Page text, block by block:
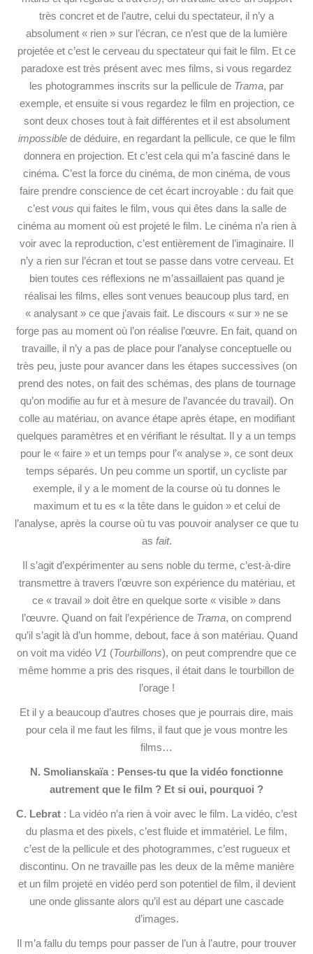
très concret et de l’autre, celui du spectateur, il n’y a
absolument « rien » sur l’écran, ce n’est que de la lumière
projetée et c’est le cerveau du spectateur qui fait le film. Et ce
paradoxe est très présent avec mes films, si vous regardez
les photogrammes inscrits sur la pellicule de Trama, par
exemple, et ensuite si vous regardez le film en projection, ce
sont deux choses tout à fait différentes et il est absolument
impossiblede déduire, en regardant la pellicule, ce que le film
donnera en projection. Et c’est cela qui m’a fasciné dans le
cinéma. C’est la force du cinéma, de mon cinéma, de vous
faire prendre conscience de cet écart incroyable : du fait que
c’est vous qui faites le film, vous qui êtes dans la salle de
cinéma au moment où est projeté le film. Le cinéma n’a rien à
voir avec la reproduction, c’est entièrement de l’imaginaire. Il
n’y a rien sur l’écran et tout se passe dans votre cerveau. Et
bien toutes ces réflexions ne m’assaillaient pas quand je
réalisai les films, elles sont venues beaucoup plus tard, en
« analysant » ce que j’avais fait. Le discours « sur » ne se
forge pas au moment où l’on réalise l’œuvre. En fait, quand on
travaille, il n’y a pas de place pour l’analyse conceptuelle ou
très peu, juste pour avancer dans les étapes successives (on
prend des notes, on fait des schémas, des plans de tournage
qu’on modifie au fur et à mesure de l’avancée du travail). On
colle au matériau, on avance étape après étape, en modifiant
quelques paramètres et en vérifiant le résultat. Il y a un temps
pour le « faire » et un temps pour l’« analyse », ce sont deux
temps séparés. Un peu comme un sportif, un cycliste par
exemple, il y a le moment de la course où tu donnes le
maximum et tu es « la tête dans le guidon » et celui de
l’analyse, après la course où tu vas pouvoir analyser ce que tu
as fait.
Il s’agit d’expérimenter au sens noble du terme, c’est-à-dire
transmettre à travers l’œuvre son expérience du matériau, et
ce « travail » doit être en quelque sorte « visible » dans
l’œuvre. Quand on fait l’expérience de Trama, on comprend
qu’il s’agit là d’un homme, debout, face à son matériau. Quand
on voit ma vidéo V1 (Tourbillons), on peut comprendre que ce
même homme a pris des risques, il était dans le tourbillon de
l’orage !
Et il y a beaucoup d’autres choses que je pourrais dire, mais
pour cela il me faut les films, il faut que je vous montre les
films…
N. Smolianskaïa : Penses-tu que la vidéo fonctionne
autrement que le film ? Et si oui, pourquoi ?
C. Lebrat : La vidéo n’a rien à voir avec le film. La vidéo, c’est
du plasma et des pixels, c’est fluide et immatériel. Le film,
c’est de la pellicule et des photogrammes, c’est rugueux et
discontinu. On ne travaille pas les deux de la même manière
et un film projeté en vidéo perd son potentiel de film, il devient
une onde glissante alors qu’il est au départ une cascade
d’images.
Il m’a fallu du temps pour passer de l’un à l’autre, pour trouver